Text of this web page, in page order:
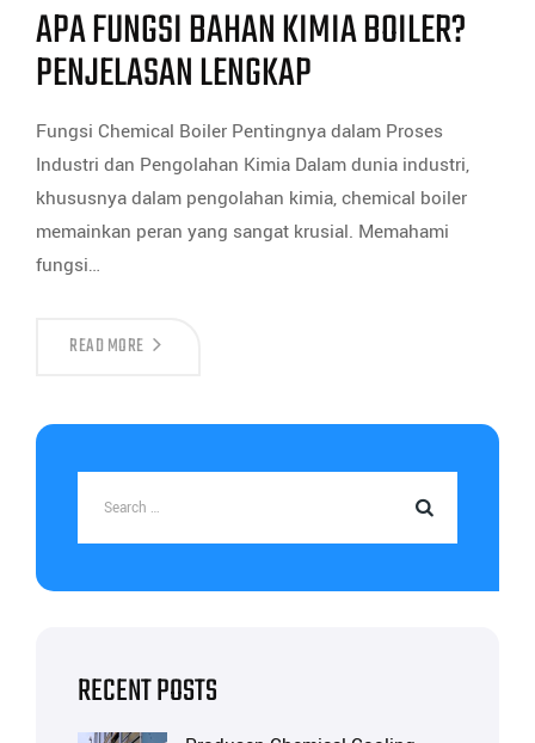
APA FUNGSI BAHAN KIMIA BOILER?
PENJELASAN LENGKAP
Fungsi Chemical Boiler Pentingnya dalam Proses
Industri dan Pengolahan Kimia Dalam dunia industri,
khususnya dalam pengolahan kimia, chemical boiler
memainkan peran yang sangat krusial. Memahami
fungsi…
READ MORE
RECENT POSTS